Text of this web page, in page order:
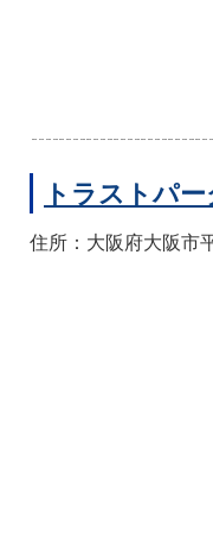
トラストパ
住所：大阪府大阪市